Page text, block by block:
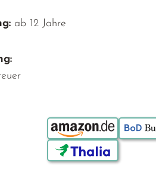
ab 12 Jahre
Bestellen über: